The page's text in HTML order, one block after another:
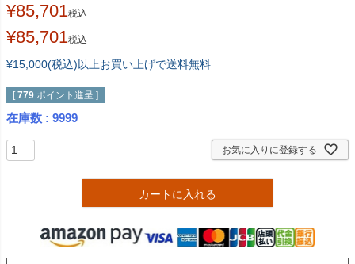
¥85,701税込
¥85,701税込
¥15,000(税込)以上お買い上げで送料無料
[ 779 ポイント進呈 ]
在庫数 9999
お気に入りに登録する
カートに入れる